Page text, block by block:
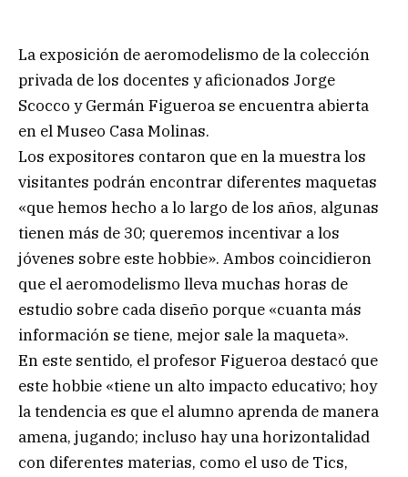
La exposición de aeromodelismo de la colección
privada de los docentes y aficionados Jorge
Scocco y Germán Figueroa se encuentra abierta
en el Museo Casa Molinas.
Los expositores contaron que en la muestra los
visitantes podrán encontrar diferentes maquetas
«que hemos hecho a lo largo de los años, algunas
tienen más de 30; queremos incentivar a los
jóvenes sobre este hobbie». Ambos coincidieron
que el aeromodelismo lleva muchas horas de
estudio sobre cada diseño porque «cuanta más
información se tiene, mejor sale la maqueta».
En este sentido, el profesor Figueroa destacó que
este hobbie «tiene un alto impacto educativo; hoy
la tendencia es que el alumno aprenda de manera
amena, jugando; incluso hay una horizontalidad
con diferentes materias, como el uso de Tics,